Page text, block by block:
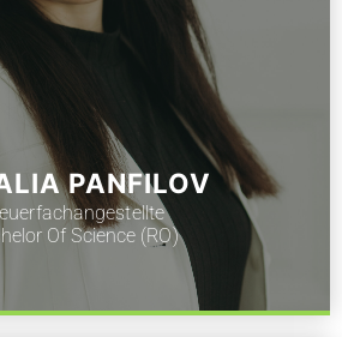
PANFILOV
Of Science (RO)